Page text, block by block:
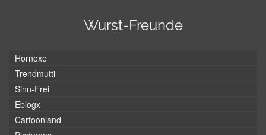
Wurst-Freunde
Hornoxe
Trendmutti
Sinn-Frei
Eblogx
Cartoonland